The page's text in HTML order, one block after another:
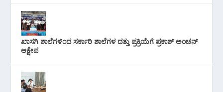
ಖಾಸಗಿ ಶಾಲೆಗಳಿಂದ ಸರ್ಕಾರಿ ಶಾಲೆಗಳ ದತ್ತು ಪ್ರಕ್ರಿಯೆಗೆ ಪ್ರಕಾಶ್ ಅಂಚನ್
ಆಕ್ಷೇಪ